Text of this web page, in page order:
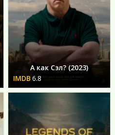
А как Сэл? (2023)
6.8